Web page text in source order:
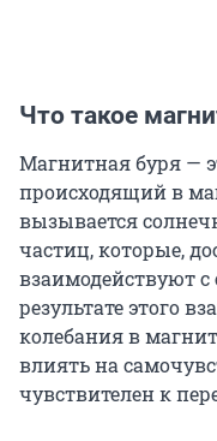
Что такое
Магнитная буря —
происходящий в
вызывается
частиц, которые,
взаимодействуют с
результате этого
колебания в
влиять на
чувствителен к